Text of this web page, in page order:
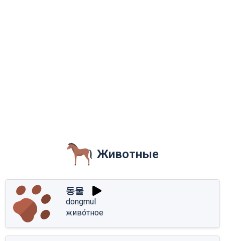
Животные
동물
dongmul
живо́тное